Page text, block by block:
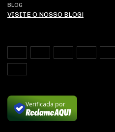
BLOG
VISITE O NOSSO BLOG!
Verificada por